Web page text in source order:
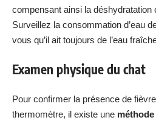
compensant ainsi la déshydratation
Surveillez la consommation d’eau
vous qu’il ait toujours de l’eau
Examen physique du chat
Pour confirmer la présence de
thermomètre, il existe une méthode